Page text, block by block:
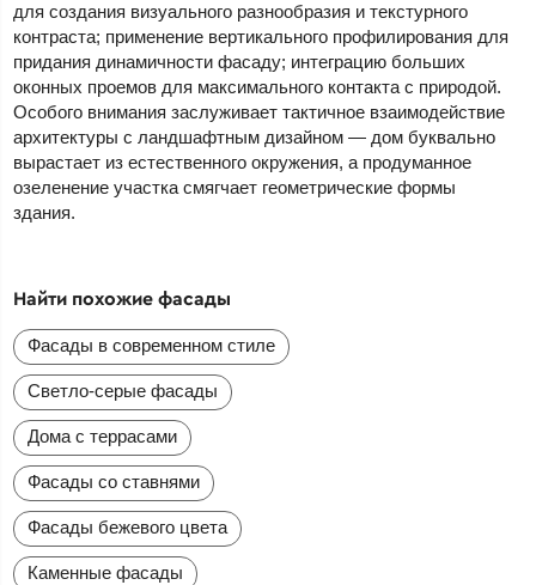
для создания визуального разнообразия и текстурного
контраста; применение вертикального профилирования для
придания динамичности фасаду; интеграцию больших
оконных проемов для максимального контакта с природой.
Особого внимания заслуживает тактичное взаимодействие
архитектуры с ландшафтным дизайном — дом буквально
вырастает из естественного окружения, а продуманное
озеленение участка смягчает геометрические формы
здания.
Найти похожие фасады
Фасады в современном стиле
Светло-серые фасады
Дома с террасами
Фасады со ставнями
Фасады бежевого цвета
Каменные фасады